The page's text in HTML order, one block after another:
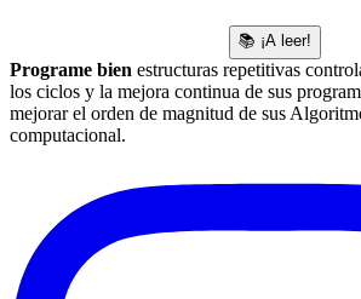
📚 ¡A leer!
Programe bien estructuras repetitivas
los ciclos y la mejora continua de sus
mejorar el orden de magnitud de sus
computacional.